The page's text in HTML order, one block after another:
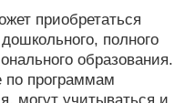
приобретаться
полного
образования.
по программам
могут учитываться и